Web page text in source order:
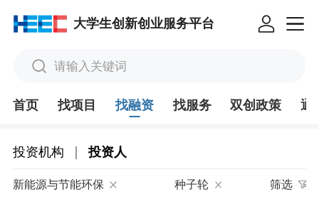
大学生创新创业服务平台
请输入关键词
首页 找项目 找融资 找服务 双创政策 通
投资机构 | 投资人
新能源与节能环保 种子轮 筛选